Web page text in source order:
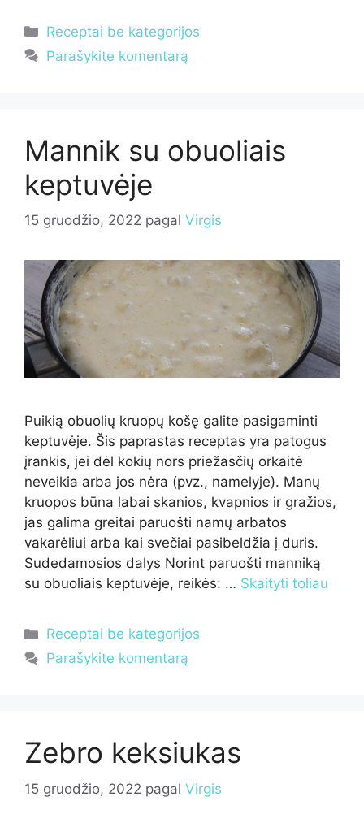
Kategorijos
Receptai be kategorijos
Parašykite komentarą
Mannik su obuoliais
keptuvėje
15 gruodžio, 2022 pagal Virgis
Puikią obuolių kruopų košę galite pasigaminti
keptuvėje. Šis paprastas receptas yra patogus
įrankis, jei dėl kokių nors priežasčių orkaitė
neveikia arba jos nėra (pvz., namelyje). Manų
kruopos būna labai skanios, kvapnios ir gražios,
jas galima greitai paruošti namų arbatos
vakarėliui arba kai svečiai pasibeldžia į duris.
Sudedamosios dalys Norint paruošti manniką
su obuoliais keptuvėje, reikės: … Skaityti toliau
Kategorijos
Receptai be kategorijos
Parašykite komentarą
Zebro keksiukas
15 gruodžio, 2022 pagal Virgis